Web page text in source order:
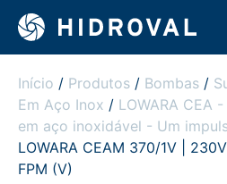
Início / Produtos / Bombas /
Em Aço Inox / LOWARA CEA
em aço inoxidável - Um
LOWARA CEAM 370/1V |
FPM (V)